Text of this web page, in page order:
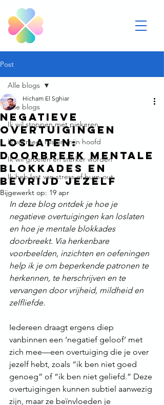
Post
Alle blogs
Ik wil stoppen met piekeren
Ik wil meer rust in mijn hoofd
Ik wil groeien en sterker worden
Ik heb last van stress of burn-out
Alle blogs
Negatieve
overtuigingen
loslaten:
Doorbreek mentale
blokkades en
bevrijd jezelf
Hicham El Sghiar
Bijgewerkt op: 19 apr
In deze blog ontdek je hoe je
negatieve overtuigingen kan loslaten
en hoe je mentale blokkades
doorbreekt. Via herkenbare
voorbeelden, inzichten en oefeningen
help ik je om beperkende patronen te
herkennen, te herschrijven en te
vervangen door vrijheid, mildheid en
zelfliefde.
Iedereen draagt ergens diep
vanbinnen een ‘negatief geloof’ met
zich mee—een overtuiging die je over
jezelf hebt, zoals “ik ben niet goed
genoeg” of “ik ben niet geliefd.” Deze
overtuigingen kunnen subtiel aanwezig
zijn, maar ze beïnvloeden je